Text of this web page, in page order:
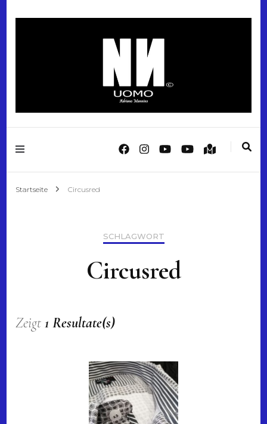
Mannino Fashion
"Italian Style. Reimagined Men's Fashion"
Startseite Circusred
SCHLAGWORT
Circusred
Zeigt1 Resultate(s)